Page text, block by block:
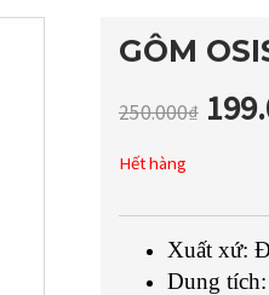
GÔM
250.000₫
Hết hàng
Xuất xứ:
Dung